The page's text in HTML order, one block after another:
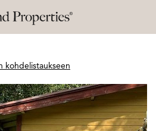
kohdelistaukseen